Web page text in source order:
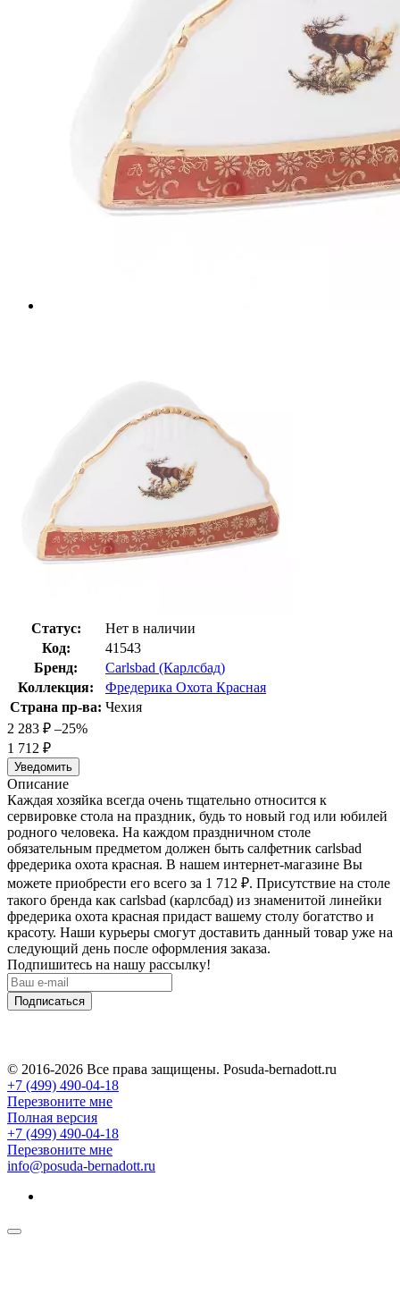
Статус:
Нет в наличии
Код:
41543
Бренд:
Carlsbad (Карлсбад)
Коллекция:
Фредерика Охота Красная
Страна пр-ва: Чехия
2 283 ₽ –25%
1 712 ₽
Уведомить
Описание
Каждая хозяйка всегда очень тщательно относится к
сервировке стола на праздник, будь то новый год или юбилей
родного человека. На каждом праздничном столе
обязательным предметом должен быть салфетник carlsbad
фредерика охота красная. В нашем интернет-магазине Вы
можете приобрести его всего за 1 712 ₽. Присутствие на столе
такого бренда как carlsbad (карлсбад) из знаменитой линейки
фредерика охота красная придаст вашему столу богатство и
красоту. Наши курьеры смогут доставить данный товар уже на
следующий день после оформления заказа.
Подпишитесь на нашу рассылку!
Подписаться
© 2016-2026 Все права защищены. Posuda-bernadott.ru
+7 (499) 490-04-18
Перезвоните мне
Полная версия
+7 (499) 490-04-18
Перезвоните мне
info@posuda-bernadott.ru